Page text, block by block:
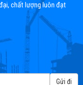
chất lượng luôn đạt